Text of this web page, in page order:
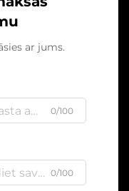
ar jums.
0/100
0/100